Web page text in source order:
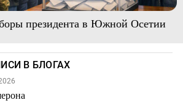
президента в Южной Осетии
В БЛОГАХ